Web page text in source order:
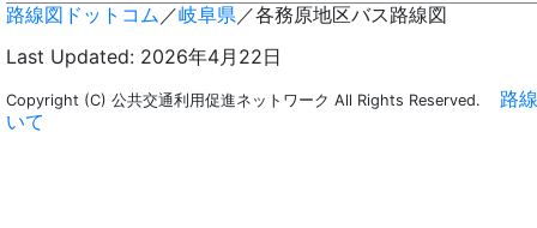
路線図ドットコム ／岐阜県 ／各務原地区バス路線図
Last Updated: 2026年4月22日
Copyright (C) 公共交通利用促進ネットワーク All Rights Reserved.
路
いて